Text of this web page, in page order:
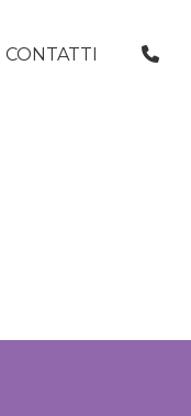
CONTATTI